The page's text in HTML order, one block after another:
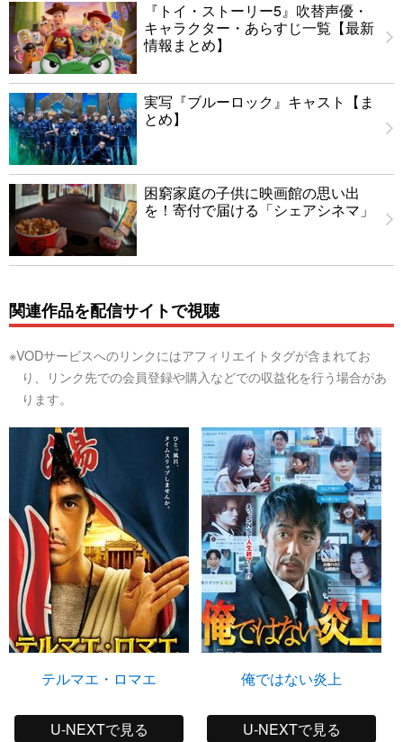
『トイ・ストーリー5』吹替声優・
キャラクター・あらすじ一覧【最新
情報まとめ】
実写『ブルーロック』キャスト【ま
とめ】
困窮家庭の子供に映画館の思い出
を！寄付で届ける「シェアシネマ」
関連作品を配信サイトで視聴
※VODサービスへのリンクにはアフィリエイトタグが含まれてお
り、リンク先での会員登録や購入などでの収益化を行う場合があ
ります。
テルマエ・ロマエ
U-NEXTで見る
俺ではない炎上
U-NEXTで見る